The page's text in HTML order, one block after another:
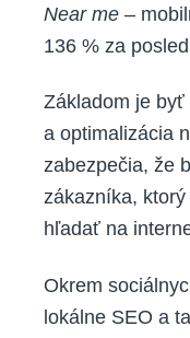
Near me –
136 % za
Základom je
a optimalizácia
zabezpečia, že
zákazníka,
hľadať na
Okrem
lokálne SEO a